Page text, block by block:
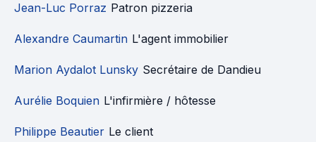
Jean-Luc Porraz Patron pizzeria
Alexandre Caumartin L'agent immobilier
Marion Aydalot Lunsky Secrétaire de Dandieu
Aurélie Boquien L'infirmière / hôtesse
Philippe Beautier Le client